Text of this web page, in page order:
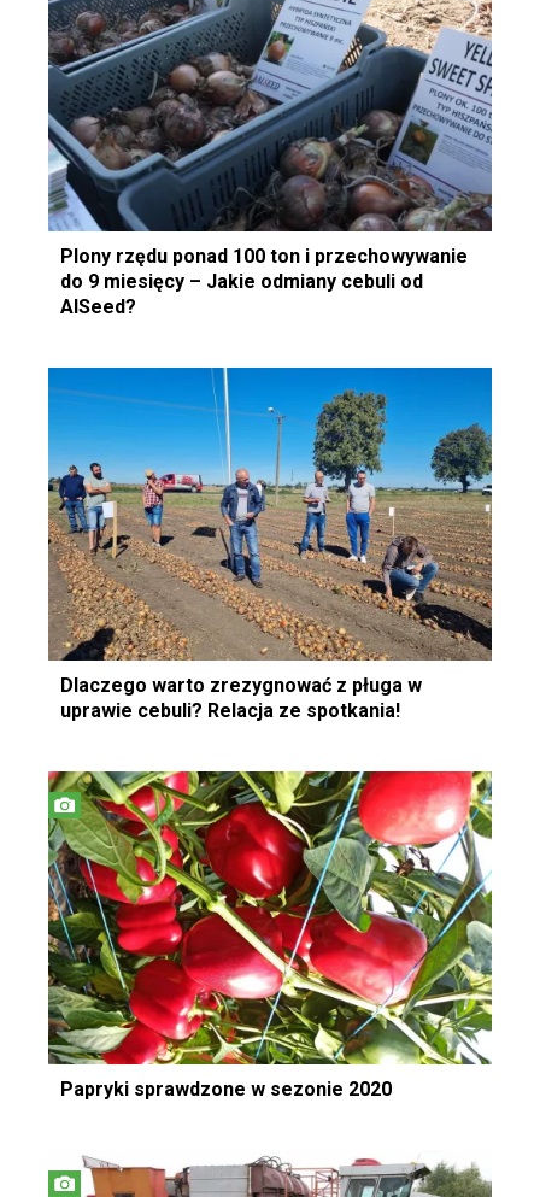
Plony rzędu ponad 100 ton i przechowywanie
do 9 miesięcy – Jakie odmiany cebuli od
AlSeed?
Dlaczego warto zrezygnować z pługa w
uprawie cebuli? Relacja ze spotkania!
Papryki sprawdzone w sezonie 2020